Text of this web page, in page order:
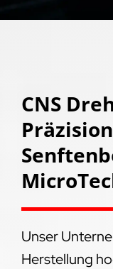
CNS
Unser
Herstellung